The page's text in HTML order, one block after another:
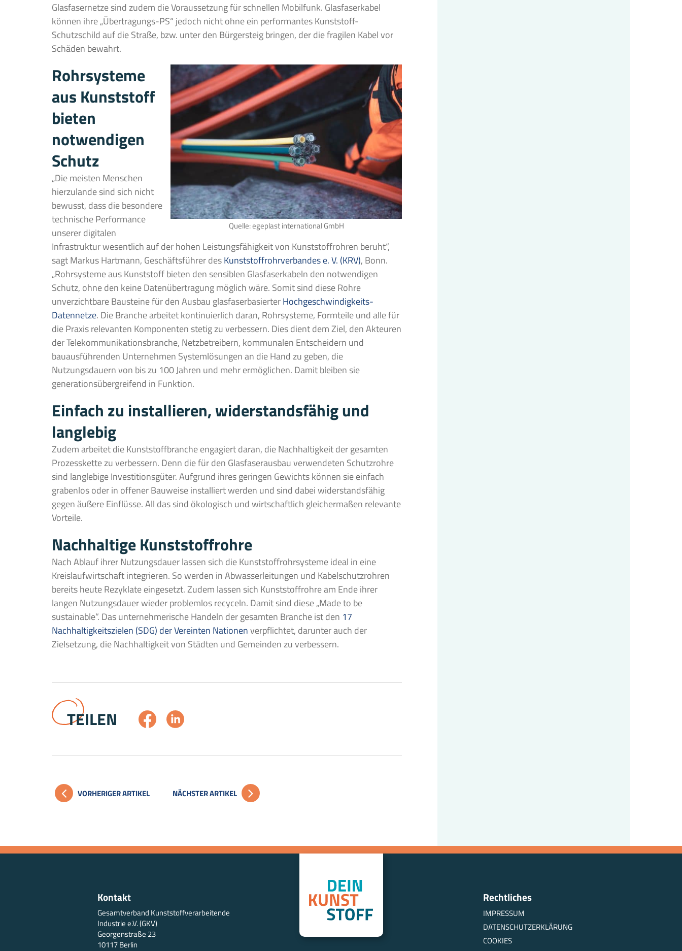
Glasfasernetze sind zudem die Voraussetzung für schnellen Mobilfunk. Glasfaserkabel
können ihre „Übertragungs-PS“ jedoch nicht ohne ein performantes Kunststoff-
Schutzschild auf die Straße, bzw. unter den Bürgersteig bringen, der die fragilen Kabel vor
Schäden bewahrt.
Quelle: egeplast international GmbH
Rohrsysteme
aus Kunststoff
bieten
notwendigen
Schutz
„Die meisten Menschen
hierzulande sind sich nicht
bewusst, dass die besondere
technische Performance
unserer digitalen
Infrastruktur wesentlich auf der hohen Leistungsfähigkeit von Kunststoffrohren beruht“,
sagt Markus Hartmann, Geschäftsführer desKunststoffrohrverbandes e. V. (KRV), Bonn.
„Rohrsysteme aus Kunststoff bieten den sensiblen Glasfaserkabeln den notwendigen
Schutz, ohne den keine Datenübertragung möglich wäre. Somit sind diese Rohre
unverzichtbare Bausteine für den Ausbau glasfaserbasierterHochgeschwindigkeits-
Datennetze. Die Branche arbeitet kontinuierlich daran, Rohrsysteme, Formteile und alle für
die Praxis relevanten Komponenten stetig zu verbessern. Dies dient dem Ziel, den Akteuren
der Telekommunikationsbranche, Netzbetreibern, kommunalen Entscheidern und
bauausführenden Unternehmen Systemlösungen an die Hand zu geben, die
Nutzungsdauern von bis zu 100 Jahren und mehr ermöglichen. Damit bleiben sie
generationsübergreifend in Funktion.
Einfach zu installieren, widerstandsfähig und
langlebig
Zudem arbeitet die Kunststoffbranche engagiert daran, die Nachhaltigkeit der gesamten
Prozesskette zu verbessern. Denn die für den Glasfaserausbau verwendeten Schutzrohre
sind langlebige Investitionsgüter. Aufgrund ihres geringen Gewichts können sie einfach
grabenlos oder in offener Bauweise installiert werden und sind dabei widerstandsfähig
gegen äußere Einflüsse. All das sind ökologisch und wirtschaftlich gleichermaßen relevante
Vorteile.
Nachhaltige Kunststoffrohre
Nach Ablauf ihrer Nutzungsdauer lassen sich die Kunststoffrohrsysteme ideal in eine
Kreislaufwirtschaft integrieren. So werden in Abwasserleitungen und Kabelschutzrohren
bereits heute Rezyklate eingesetzt. Zudem lassen sich Kunststoffrohre am Ende ihrer
langen Nutzungsdauer wieder problemlos recyceln. Damit sind diese „Made to be
sustainable“. Das unternehmerische Handeln der gesamten Branche ist den 17
Nachhaltigkeitszielen (SDG) der Vereinten Nationenverpflichtet, darunter auch der
Zielsetzung, die Nachhaltigkeit von Städten und Gemeinden zu verbessern.
TEILEN
VORHERIGER ARTIKEL NÄCHSTER ARTIKEL
Kontakt
Gesamtverband Kunststoffverarbeitende
Industrie e.V. (GKV)
Georgenstraße 23
10117 Berlin
Rechtliches
IMPRESSUM
DATENSCHUTZERKLÄRUNG
COOKIES